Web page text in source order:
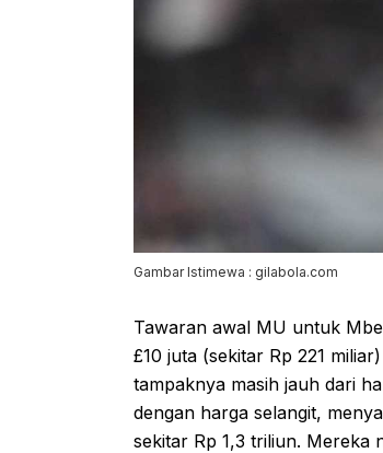
Gambar Istimewa : gilabola.com
Tawaran awal MU untuk
£10 juta (sekitar Rp 221
tampaknya masih jauh dari
dengan harga selangit,
sekitar Rp 1,3 triliun. Mereka